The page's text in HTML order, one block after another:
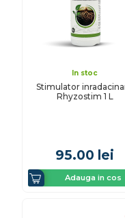
In stoc
Stimulator
Rhyzostim 1 L
95.00 lei
Adauga in cos